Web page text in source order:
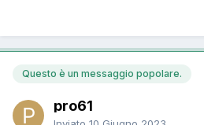
Questo è un messaggio popolare.
pro61